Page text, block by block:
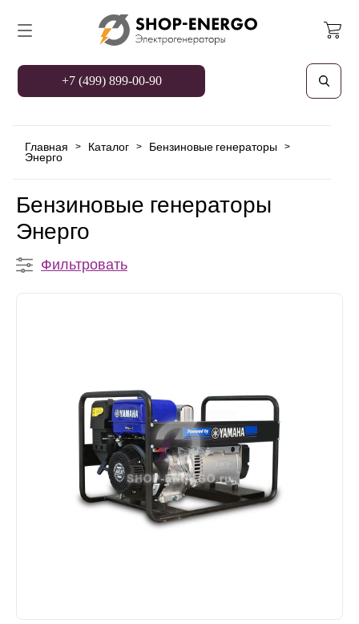
+7 (499) 899-00-90
Главная > Каталог > Бензиновые генераторы >
Энерго
Бензиновые генераторы
Энерго
Фильтровать